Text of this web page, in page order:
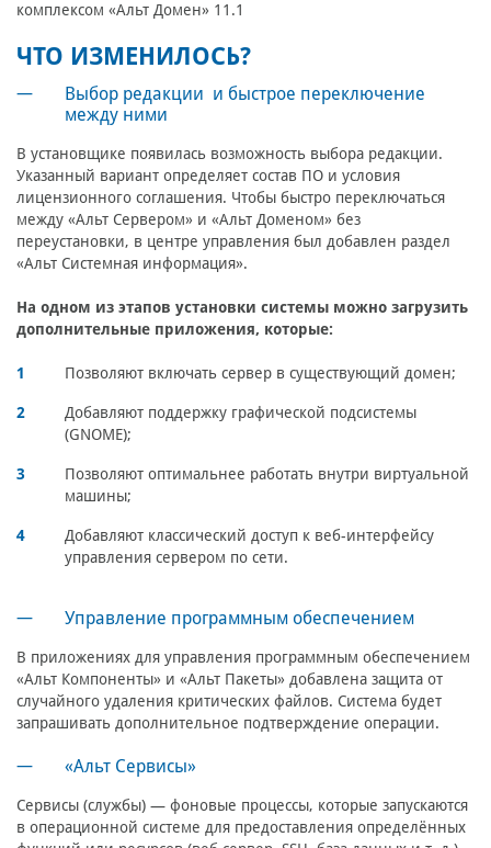
комплексом «Альт Домен» 11.1
ЧТО ИЗМЕНИЛОСЬ?
Выбор редакции и быстрое переключение
между ними
В установщике появилась возможность выбора редакции.
Указанный вариант определяет состав ПО и условия
лицензионного соглашения. Чтобы быстро переключаться
между «Альт Сервером» и «Альт Доменом» без
переустановки, в центре управления был добавлен раздел
«Альт Системная информация».
На одном из этапов установки системы можно загрузить
дополнительные приложения, которые:
Позволяют включать сервер в существующий домен;
Добавляют поддержку графической подсистемы
(GNOME);
Позволяют оптимальнее работать внутри виртуальной
машины;
Добавляют классический доступ к веб-интерфейсу
управления сервером по сети.
Управление программным обеспечением
В приложениях для управления программным обеспечением
«Альт Компоненты» и «Альт Пакеты» добавлена защита от
случайного удаления критических файлов. Система будет
запрашивать дополнительное подтверждение операции.
«Альт Сервисы»
Сервисы (службы) — фоновые процессы, которые запускаются
в операционной системе для предоставления определённых